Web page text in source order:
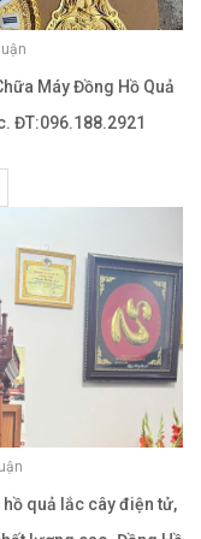
Máy Đồng Hồ Quả
ĐT:096.188.2921
quả lắc cây điện tử,